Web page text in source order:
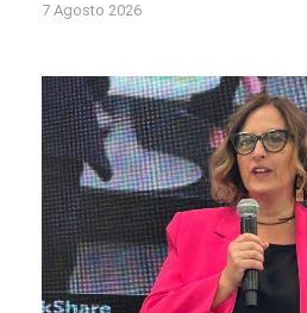
7 Agosto 2026